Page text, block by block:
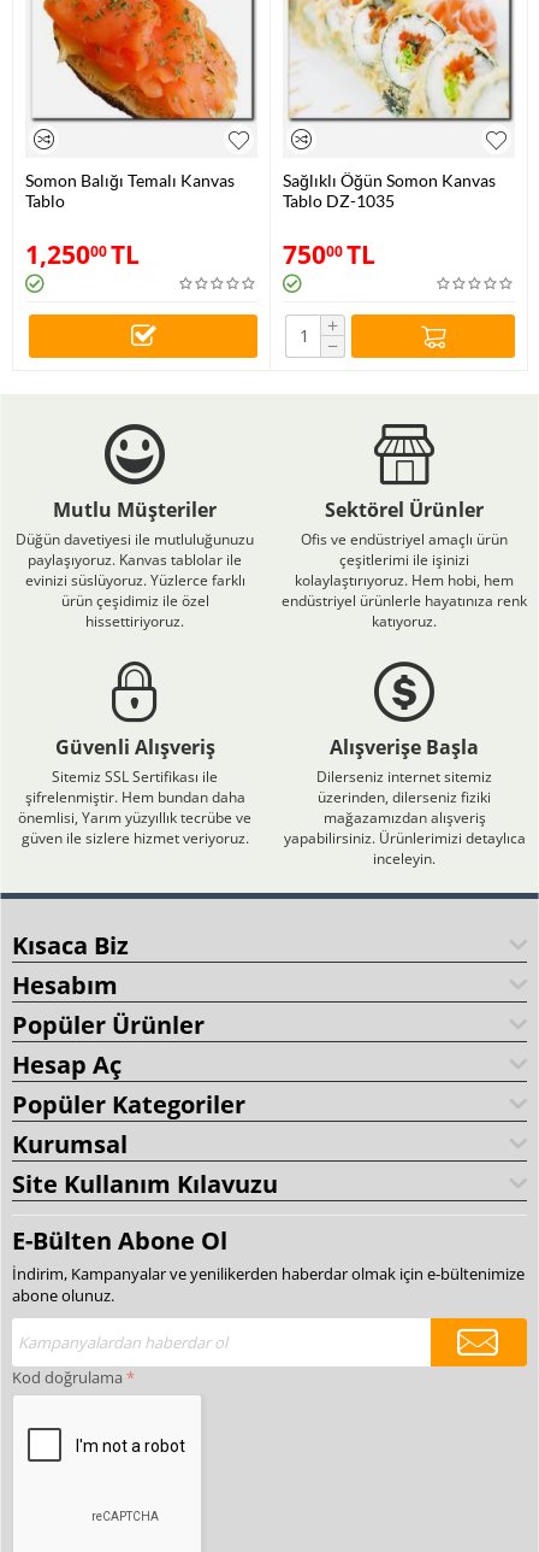
Somon Balığı Temalı Kanvas
Tablo
1,25000TL
Sağlıklı Öğün Somon Kanvas
Tablo DZ-1035
75000TL
+
−
Mutlu Müşteriler
Düğün davetiyesi ile mutluluğunuzu
paylaşıyoruz. Kanvas tablolar ile
evinizi süslüyoruz. Yüzlerce farklı
ürün çeşidimiz ile özel
hissettiriyoruz.
Sektörel Ürünler
Ofis ve endüstriyel amaçlı ürün
çeşitlerimi ile işinizi
kolaylaştırıyoruz. Hem hobi, hem
endüstriyel ürünlerle hayatınıza renk
katıyoruz.
Güvenli Alışveriş
Sitemiz SSL Sertifikası ile
şifrelenmiştir. Hem bundan daha
önemlisi, Yarım yüzyıllık tecrübe ve
güven ile sizlere hizmet veriyoruz.
Alışverişe Başla
Dilerseniz internet sitemiz
üzerinden, dilerseniz fiziki
mağazamızdan alışveriş
yapabilirsiniz. Ürünlerimizi detaylıca
inceleyin.
Kısaca Biz
Hesabım
Popüler Ürünler
Hesap Aç
Popüler Kategoriler
Kurumsal
Site Kullanım Kılavuzu
E-Bülten Abone Ol
İndirim, Kampanyalar ve yenilikerden haberdar olmak için e-bültenimize
abone olunuz.
Kod doğrulama